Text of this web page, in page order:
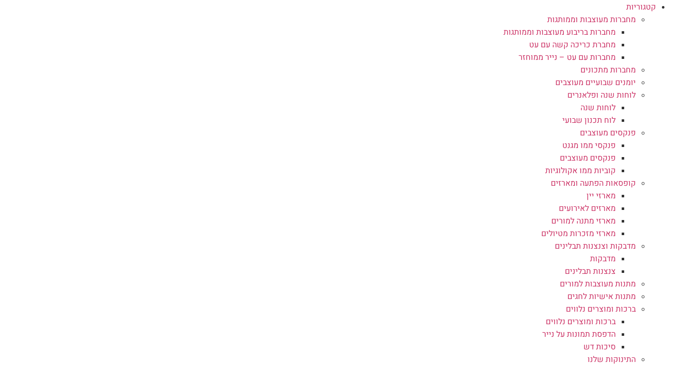
קטגוריות
מחברות מעוצבות וממותגות
מחברות בריבוע מעוצבות וממותגות
מחברת כריכה קשה עם עט
מחברות עם עט – נייר ממוחזר
מחברות מתכונים
יומנים שבועיים מעוצבים
לוחות שנה ופלאנרים
לוחות שנה
לוח תכנון שבועי
פנקסים מעוצבים
פנקסי ממו מגנט
פנקסים מעוצבים
קוביות ממו אקולוגיות
קופסאות הפתעה ומארזים
מארזי יין
מארזים לאירועים
מארזי מתנה למורים
מארזי מזכרות מטיולים
מדבקות וצנצנות תבלינים
מדבקות
צנצנות תבלינים
מתנות מעוצבות למורים
מתנות אישיות לחגים
ברכות ומוצרים נלווים
ברכות ומוצרים נלווים
הדפסת תמונות על נייר
סיכות דש
התינוקות שלנו